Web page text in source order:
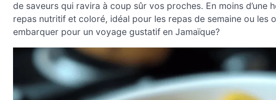
de saveurs qui ravira à coup sûr vos proches. En moins d’une
repas nutritif et coloré, idéal pour les repas de semaine ou les
embarquer pour un voyage gustatif en Jamaïque?